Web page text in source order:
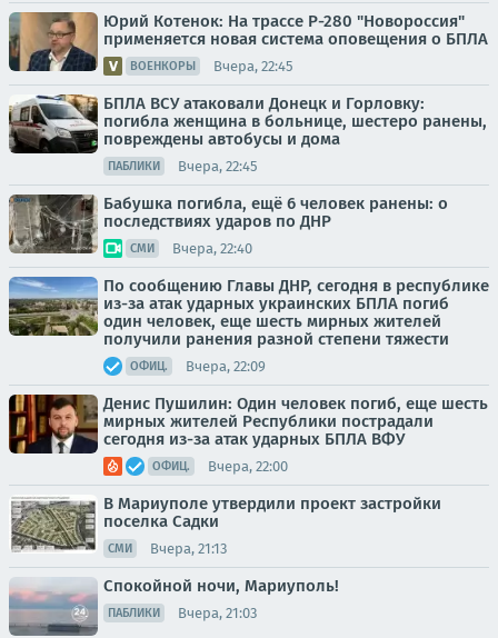
Юрий Котенок: На трассе Р-280 "Новороссия"
применяется новая система оповещения о БПЛА
ВОЕНКОРЫ Вчера, 22:45
БПЛА ВСУ атаковали Донецк и Горловку:
погибла женщина в больнице, шестеро ранены,
повреждены автобусы и дома
ПАБЛИКИ Вчера, 22:45
Бабушка погибла, ещё 6 человек ранены: о
последствиях ударов по ДНР
СМИ Вчера, 22:40
По сообщению Главы ДНР, сегодня в республике
из-за атак ударных украинских БПЛА погиб
один человек, еще шесть мирных жителей
получили ранения разной степени тяжести
ОФИЦ. Вчера, 22:09
Денис Пушилин: Один человек погиб, еще шесть
мирных жителей Республики пострадали
сегодня из-за атак ударных БПЛА ВФУ
ОФИЦ. Вчера, 22:00
В Мариуполе утвердили проект застройки
поселка Садки
СМИ Вчера, 21:13
Спокойной ночи, Мариуполь!
ПАБЛИКИ Вчера, 21:03